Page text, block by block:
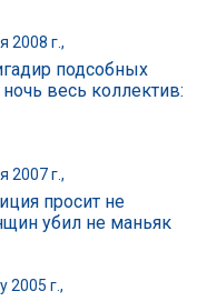
2008 г.,
подсобных
весь коллектив:
2007 г.,
просит не
убил не маньяк
2005 г.,